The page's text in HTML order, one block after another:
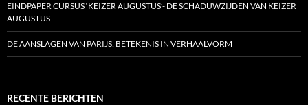
EINDPAPER CURSUS ‘KEIZER AUGUSTUS’- DE SCHADUWZIJDEN VAN KEIZER
AUGUSTUS
DE AANSLAGEN VAN PARIJS: BETEKENIS IN VERHAALVORM
RECENTE BERICHTEN